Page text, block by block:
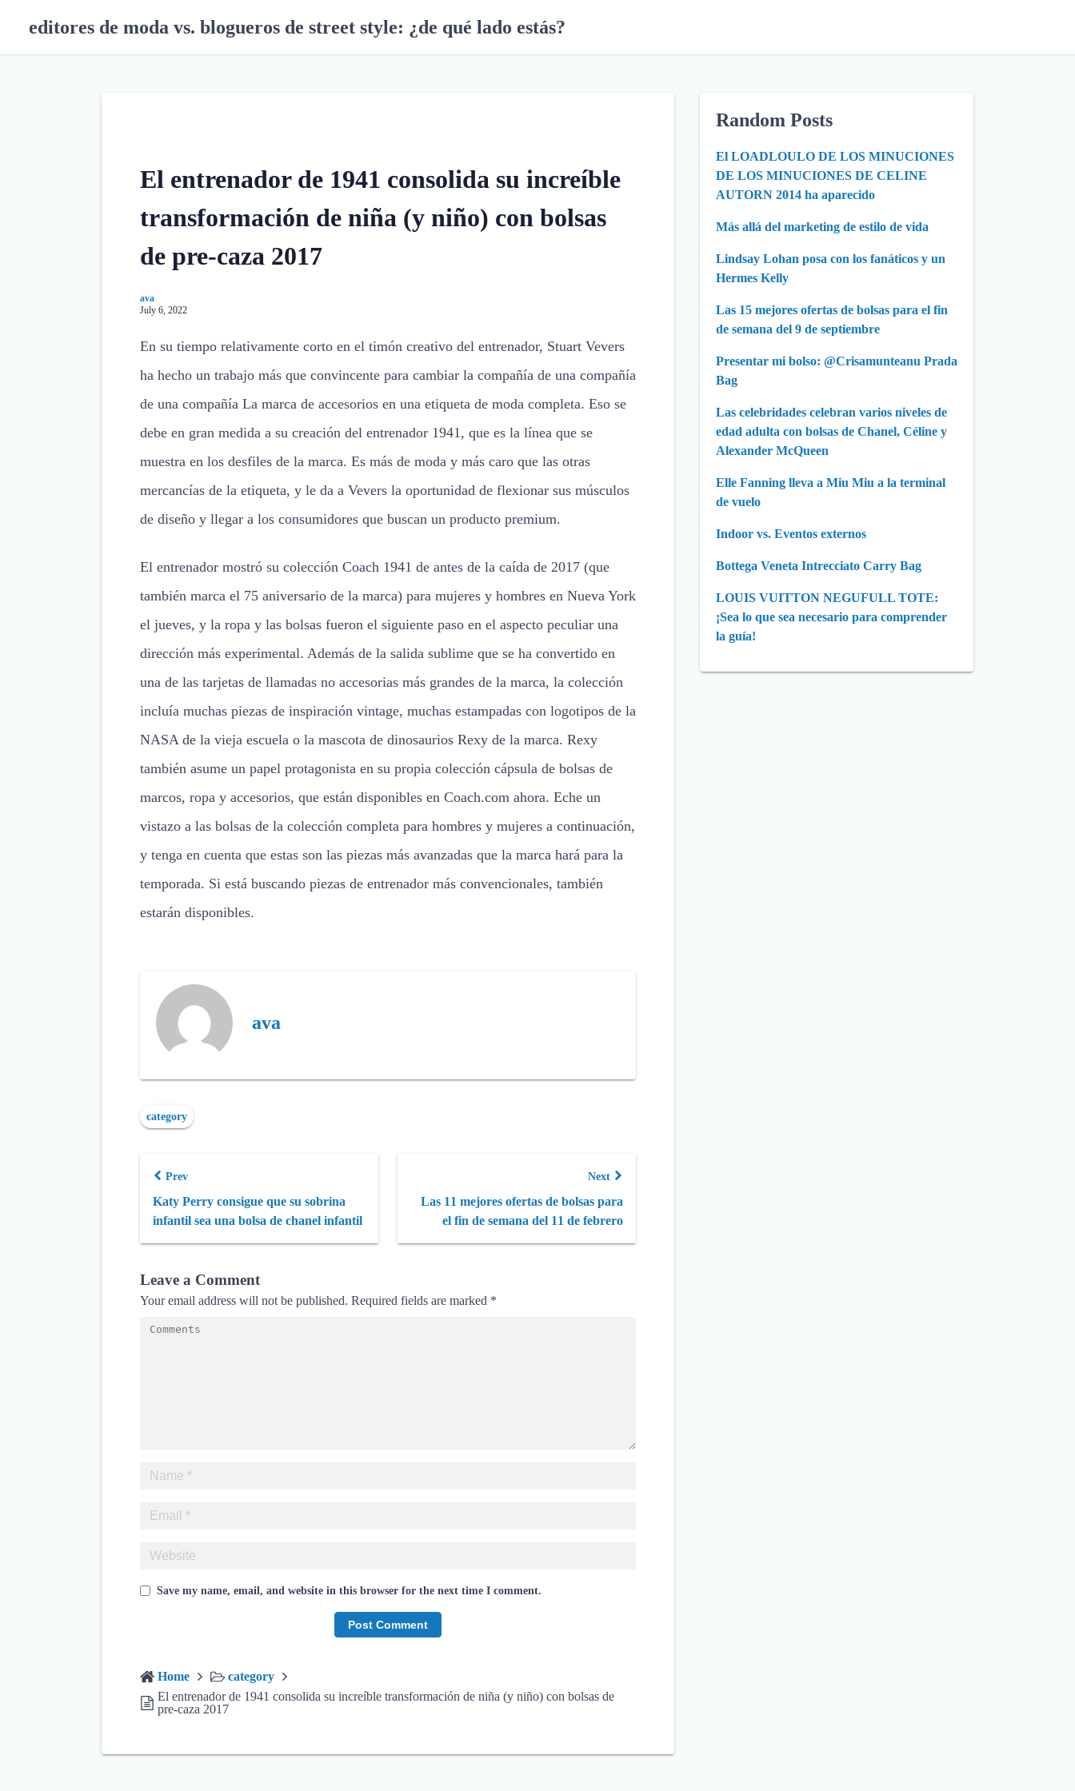
editores de moda vs. blogueros de street style: ¿de qué lado estás?
El entrenador de 1941 consolida su increíble
transformación de niña (y niño) con bolsas
de pre-caza 2017
ava
July 6, 2022
En su tiempo relativamente corto en el timón creativo del entrenador, Stuart Vevers
ha hecho un trabajo más que convincente para cambiar la compañía de una compañía
de una compañía La marca de accesorios en una etiqueta de moda completa. Eso se
debe en gran medida a su creación del entrenador 1941, que es la línea que se
muestra en los desfiles de la marca. Es más de moda y más caro que las otras
mercancías de la etiqueta, y le da a Vevers la oportunidad de flexionar sus músculos
de diseño y llegar a los consumidores que buscan un producto premium.
El entrenador mostró su colección Coach 1941 de antes de la caída de 2017 (que
también marca el 75 aniversario de la marca) para mujeres y hombres en Nueva York
el jueves, y la ropa y las bolsas fueron el siguiente paso en el aspecto peculiar una
dirección más experimental. Además de la salida sublime que se ha convertido en
una de las tarjetas de llamadas no accesorias más grandes de la marca, la colección
incluía muchas piezas de inspiración vintage, muchas estampadas con logotipos de la
NASA de la vieja escuela o la mascota de dinosaurios Rexy de la marca. Rexy
también asume un papel protagonista en su propia colección cápsula de bolsas de
marcos, ropa y accesorios, que están disponibles en Coach.com ahora. Eche un
vistazo a las bolsas de la colección completa para hombres y mujeres a continuación,
y tenga en cuenta que estas son las piezas más avanzadas que la marca hará para la
temporada. Si está buscando piezas de entrenador más convencionales, también
estarán disponibles.
ava
category
Prev
Katy Perry consigue que su sobrina
infantil sea una bolsa de chanel infantil
Next
Las 11 mejores ofertas de bolsas para
el fin de semana del 11 de febrero
Leave a Comment
Your email address will not be published. Required fields are marked *
Save my name, email, and website in this browser for the next time I comment.
Home
category
El entrenador de 1941 consolida su increíble transformación de niña (y niño) con bolsas de
pre-caza 2017
Random Posts
El LOADLOULO DE LOS MINUCIONES
DE LOS MINUCIONES DE CELINE
AUTORN 2014 ha aparecido
Más allá del marketing de estilo de vida
Lindsay Lohan posa con los fanáticos y un
Hermes Kelly
Las 15 mejores ofertas de bolsas para el fin
de semana del 9 de septiembre
Presentar mi bolso: @Crisamunteanu Prada
Bag
Las celebridades celebran varios niveles de
edad adulta con bolsas de Chanel, Céline y
Alexander McQueen
Elle Fanning lleva a Miu Miu a la terminal
de vuelo
Indoor vs. Eventos externos
Bottega Veneta Intrecciato Carry Bag
LOUIS VUITTON NEGUFULL TOTE:
¡Sea lo que sea necesario para comprender
la guía!